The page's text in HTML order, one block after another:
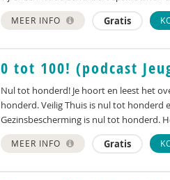
MEER INFO Gratis
0 tot 100! (podcast
Nul tot honderd! Je hoort en leest het
honderd. Veilig Thuis is nul tot honderd
Gezinsbescherming is nul tot honderd.
MEER INFO Gratis